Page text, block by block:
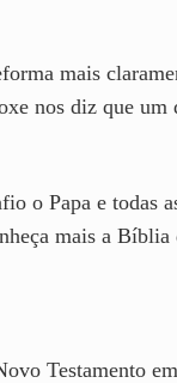
mais
nos diz que
o Papa e todas
mais a Bíblia
Testamento